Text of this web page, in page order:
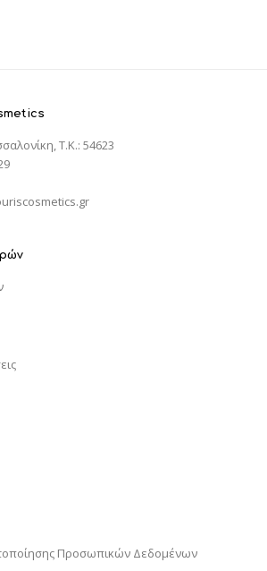
T.K.: 54623
Προσωπικών Δεδομένων